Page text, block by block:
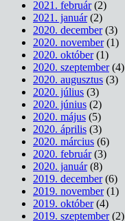
2021. február(2)
2021. január(2)
2020. december(3)
2020. november(1)
2020. október(1)
2020. szeptember(4)
2020. augusztus (3)
2020. július (3)
2020. június (2)
2020. május (5)
2020. április (3)
2020. március (6)
2020. február(3)
2020. január(8)
2019. december(6)
2019. november(1)
2019. október(4)
2019. szeptember(2)